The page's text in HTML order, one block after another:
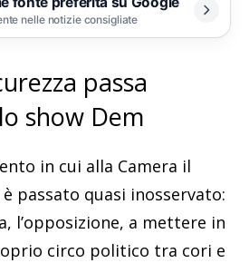
nelle notizie consigliate
passa
show Dem
in cui alla Camera il
passato quasi inosservato:
l’opposizione, a mettere in
circo politico tra cori e